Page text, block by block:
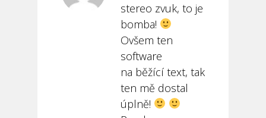
stereo zvuk, to je
bomba!
Ovšem ten
software
na běžící text, tak
ten mě dostal
úplně!